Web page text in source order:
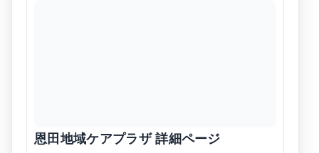
恩田地域ケアプラザ 詳細ページ